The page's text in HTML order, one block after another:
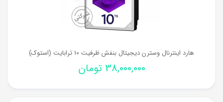
هارد اینترنال وسترن دیجیتال بنفش ظرفیت 10 ترابایت (استوک)
38,000,000 تومان